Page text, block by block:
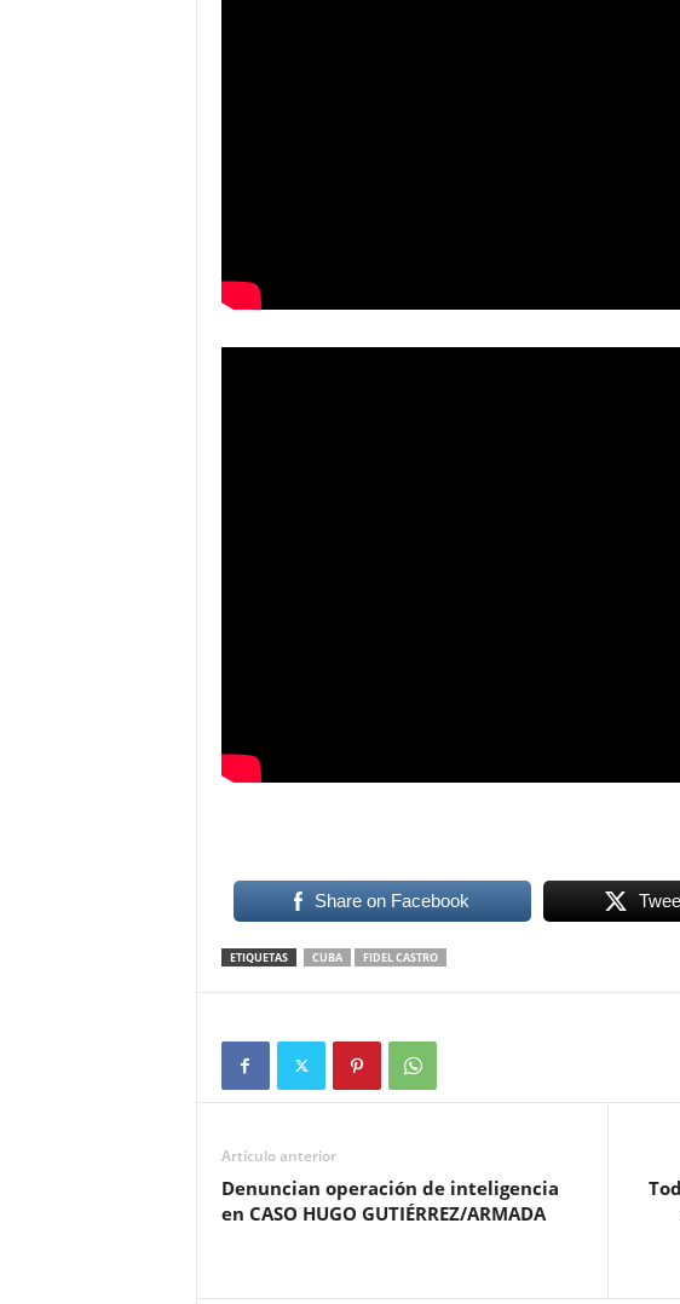
Share on Facebook
ETIQUETAS CUBA FIDEL CASTRO
Artículo anterior
Denuncian operación de inteligencia
en CASO HUGO GUTIÉRREZ/ARMADA